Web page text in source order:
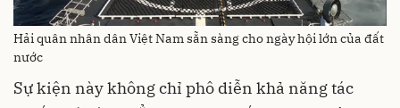
Hải quân nhân dân Việt Nam sẵn sàng cho ngày hội lớn của đất
nước
Sự kiện này không chỉ phô diễn khả năng tác